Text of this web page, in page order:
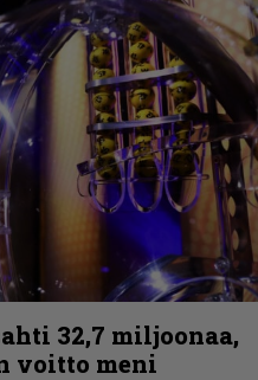
32,7 miljoonaa,
voitto meni